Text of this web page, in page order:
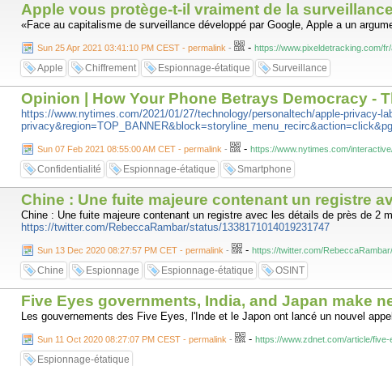
Apple vous protège-t-il vraiment de la
«Face au capitalisme de surveillance développé par Google, Apple a un
Sun 25 Apr 2021 03:41:10 PM CEST - permalink - - https://www.pixeldetracking.com/
Apple Chiffrement Espionnage-étatique Surveillance
Opinion | How Your Phone Betrays Democracy -
https://www.nytimes.com/2021/01/27/technology/personaltech/apple-privacy-
Sun 07 Feb 2021 08:55:00 AM CET - permalink - - https://www.nytimes.com/
Confidentialité Espionnage-étatique Smartphone
Chine : Une fuite majeure contenant un registre
Chine : Une fuite majeure contenant un registre avec les détails de près de 2
https://twitter.com/RebeccaRambar/status/1338171014019231747
Sun 13 Dec 2020 08:27:57 PM CET - permalink - - https://twitter.com/
Chine Espionnage Espionnage-étatique OSINT
Five Eyes governments, India, and Japan make
Les gouvernements des Five Eyes, l'Inde et le Japon ont lancé un nouvel
Sun 11 Oct 2020 08:27:07 PM CEST - permalink - - https://www.zdnet.com/article/
Espionnage-étatique